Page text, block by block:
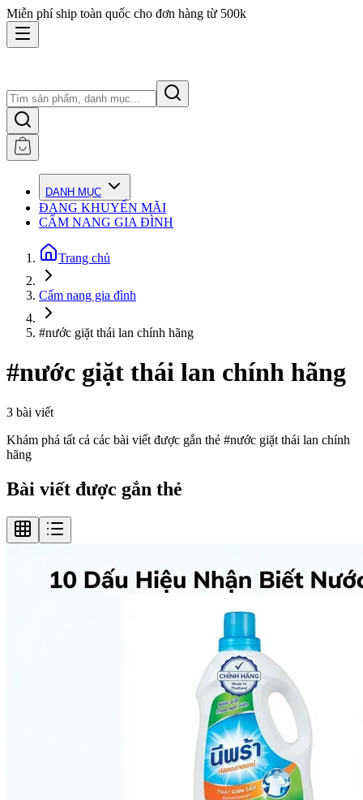
Miễn phí ship toàn quốc cho đơn hàng từ 500k
DANH MỤC
ĐANG KHUYẾN MÃI
CẨM NANG GIA ĐÌNH
Trang chủ
Cẩm nang gia đình
#nước giặt thái lan chính hãng
#nước giặt thái lan chính hãng
3 bài viết
Khám phá tất cả các bài viết được gắn thẻ #nước giặt thái lan chính
hãng
Bài viết được gắn thẻ